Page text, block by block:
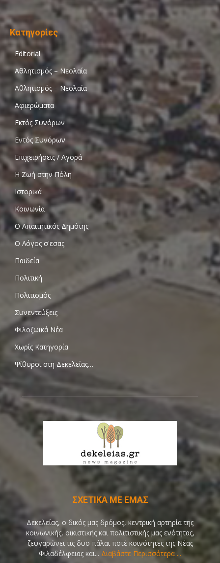
Κατηγορίες
Editorial
Αθλητισμός – Νεολαία
Αθλητισμός – Νεολαία
Αφιερώματα
Εκτός Συνόρων
Εντός Συνόρων
Επιχειρήσεις / Αγορά
Η Ζωή στην Πόλη
Ιστορικά
Κοινωνία
Ο Απαιτητικός Δημότης
Ο Λόγος σ'εσας
Παιδεία
Πολιτική
Πολιτισμός
Συνεντεύξεις
Φιλοζωικά Νέα
Χωρίς Κατηγορία
Ψίθυροι στη Δεκελείας…
ΣΧΕΤΙΚΑ ΜΕ ΕΜΑΣ
Δεκελείας, ο δικός μας δρόμος, κεντρική αρτηρία της
κοινωνικής, οικιστικής και πολιτιστικής μας ενότητας,
ζευγαρώνει τις δυο πάλαι ποτέ κοινότητες της Νέας
Φιλαδέλφειας και... Διαβάστε Περισσότερα ...